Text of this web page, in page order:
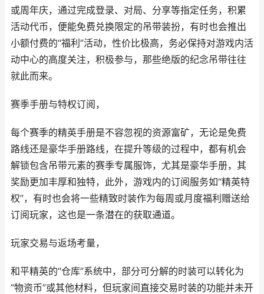
或周年庆，通过完成登录、对局、分享等指定任务，积累
活动代币，便能免费兑换限定的吊带装扮，有时也会推出
小额付费的“福利”活动，性价比极高，务必保持对游戏内活
动中心的高度关注，积极参与，那些绝版的纪念吊带往往
就此而来。
赛季手册与特权订阅，
每个赛季的精英手册是不容忽视的资源富矿，无论是免费
路线还是豪华手册路线，在提升等级的过程中，都有机会
解锁包含吊带元素的赛季专属服饰，尤其是豪华手册，其
奖励更加丰厚和独特，此外，游戏内的订阅服务如“精英特
权”，有时也会将一些精致时装作为每周或月度福利赠送给
订阅玩家，这也是一条潜在的获取通道。
玩家交易与返场考量，
和平精英的“仓库”系统中，部分可分解的时装可以转化为
“物资币”或其他材料，但玩家间直接交易时装的功能并未开